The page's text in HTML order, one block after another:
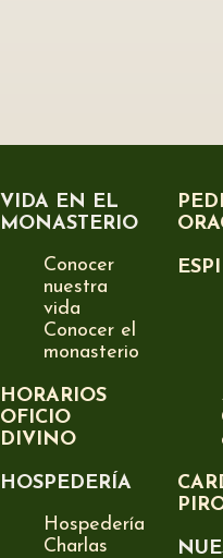
VIDA EN EL
MONASTERIO
Conocer
nuestra
vida
Conocer el
monasterio
HORARIOS
OFICIO
DIVINO
HOSPEDERÍA
Hospedería
Charlas